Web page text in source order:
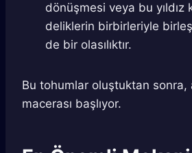
dönüşmesi veya bu yıldız
deliklerin birbirleriyle
de bir olasılıktır.
Bu tohumlar oluştuktan sonra,
macerası başlıyor.